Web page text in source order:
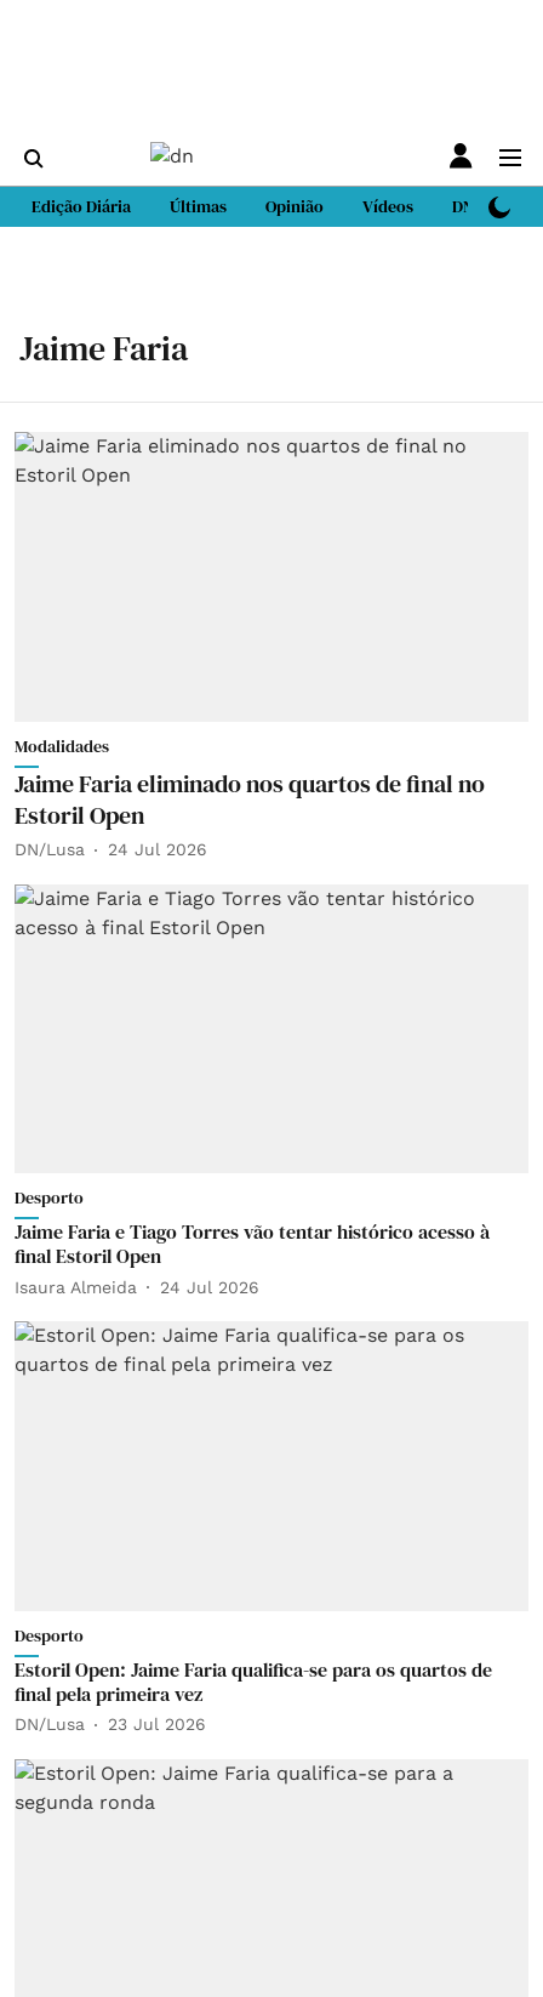
Edição Diária Últimas Opinião Vídeos DN Sport
Jaime Faria
Modalidades
Jaime Faria eliminado nos quartos de final no
Estoril Open
DN/Lusa 24 Jul 2026
Desporto
Jaime Faria e Tiago Torres vão tentar histórico acesso à
final Estoril Open
Isaura Almeida 24 Jul 2026
Desporto
Estoril Open: Jaime Faria qualifica-se para os quartos de
final pela primeira vez
DN/Lusa 23 Jul 2026